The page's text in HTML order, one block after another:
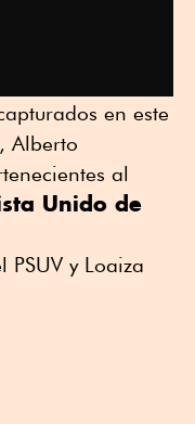
en este
Alberto
al
Unido de
y Loaiza